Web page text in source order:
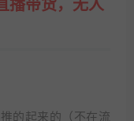
播带货，无人
的起来的（不在流